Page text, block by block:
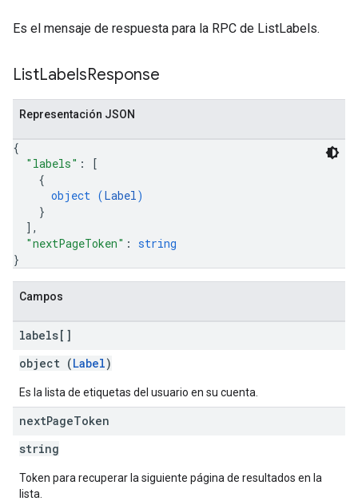
Es el mensaje de respuesta para la RPC de ListLabels.
ListLabelsResponse
Representación JSON
{
"labels" :
[
{
object (Label)
}
] ,
"nextPageToken" : string
}
Campos
labels[]
object (Label)
Es la lista de etiquetas del usuario en su cuenta.
nextPageToken
string
Token para recuperar la siguiente página de resultados en la
lista.